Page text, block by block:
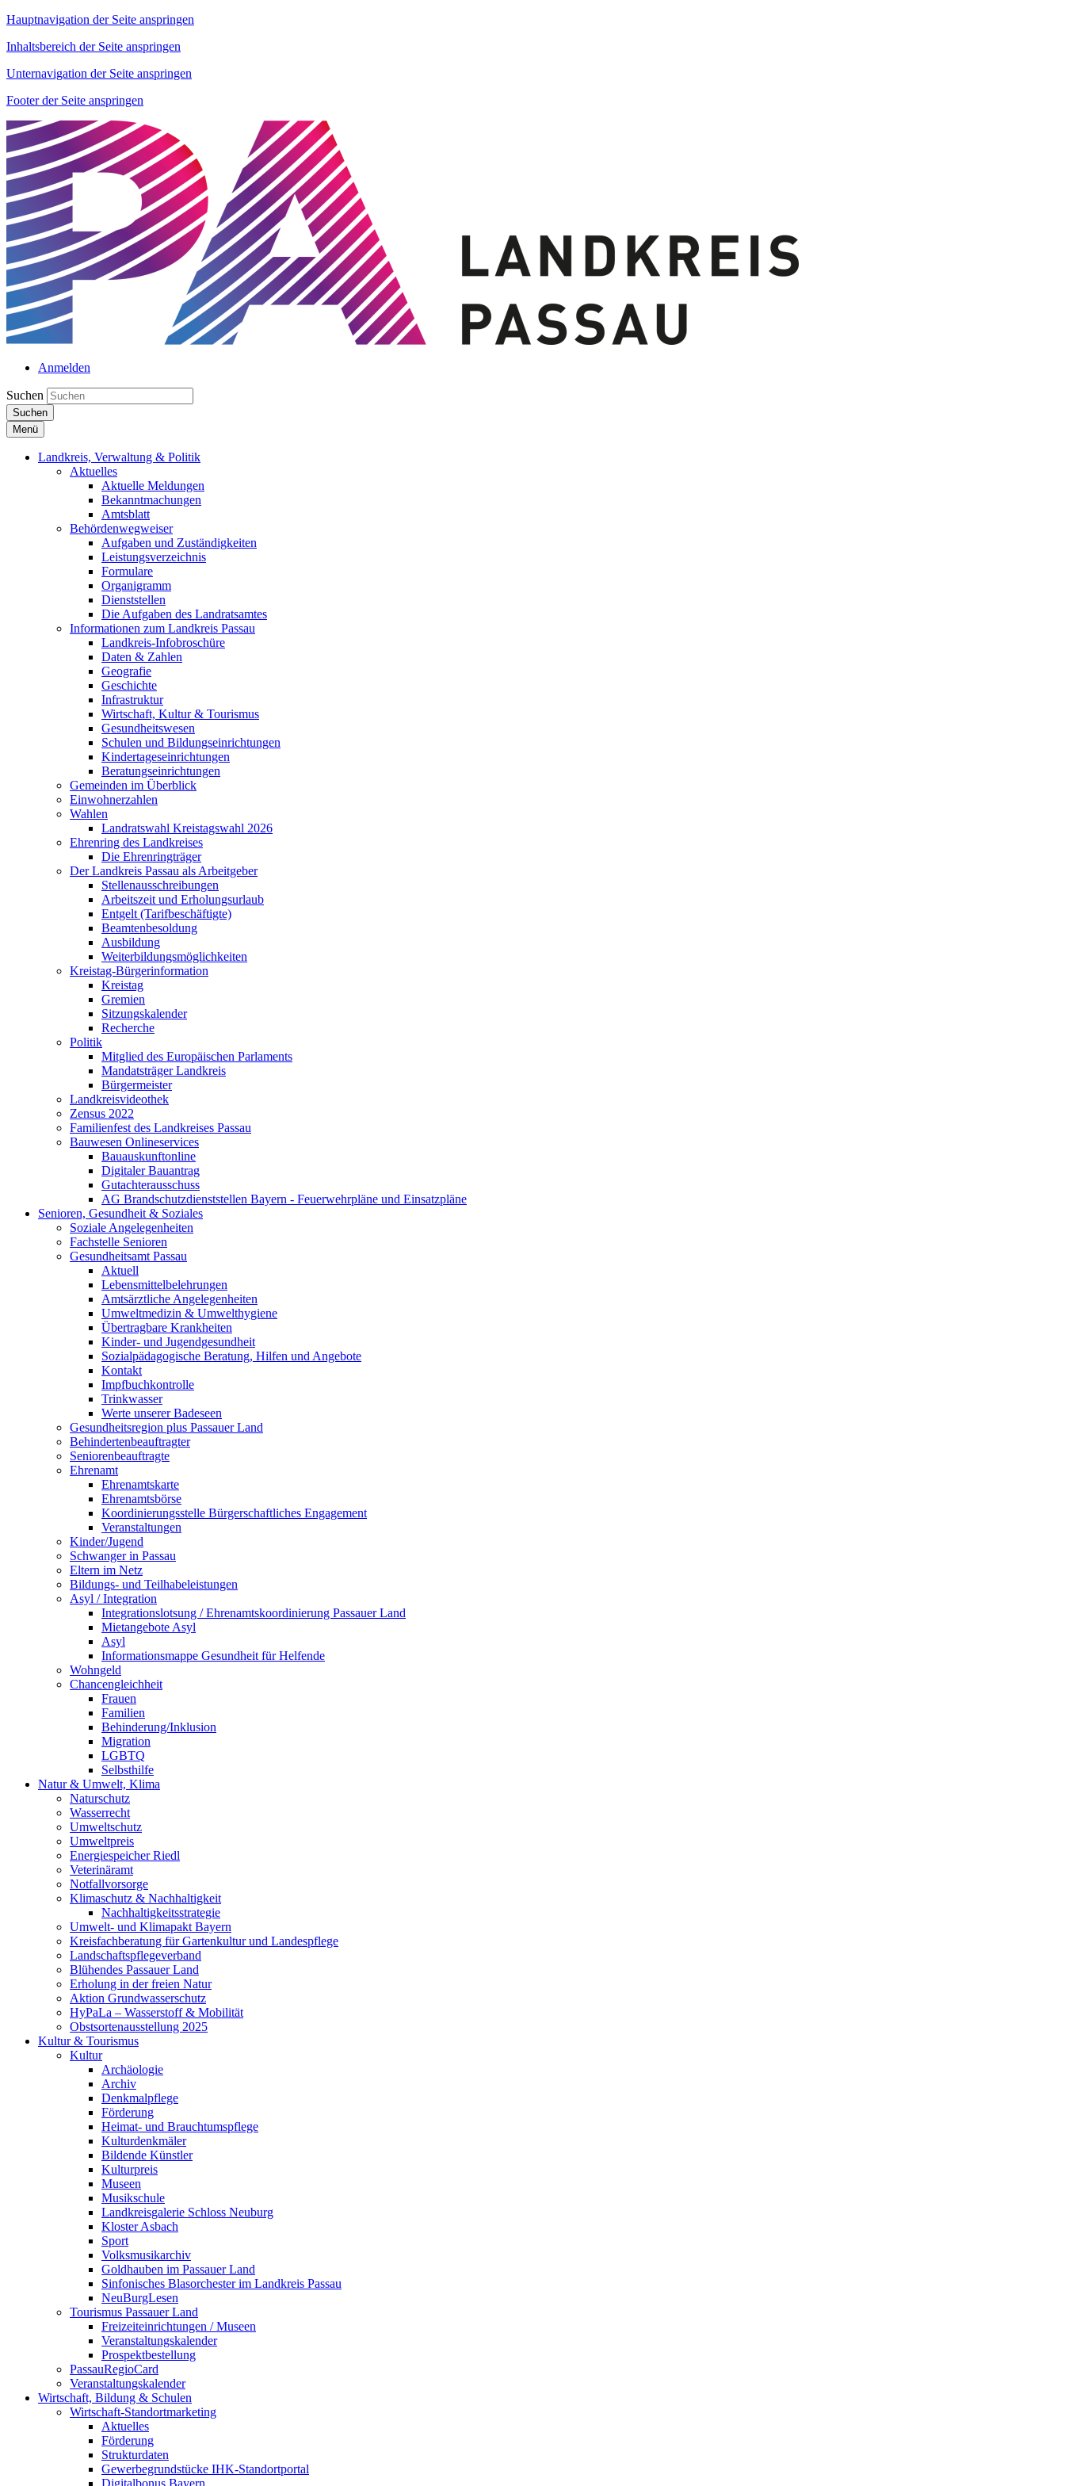
Hauptnavigation der Seite anspringen
Inhaltsbereich der Seite anspringen
Unternavigation der Seite anspringen
Footer der Seite anspringen
Anmelden
Suchen
Suchen
Menü
Landkreis, Verwaltung & Politik
Aktuelles
Aktuelle Meldungen
Bekanntmachungen
Amtsblatt
Behördenwegweiser
Aufgaben und Zuständigkeiten
Leistungsverzeichnis
Formulare
Organigramm
Dienststellen
Die Aufgaben des Landratsamtes
Informationen zum Landkreis Passau
Landkreis-Infobroschüre
Daten & Zahlen
Geografie
Geschichte
Infrastruktur
Wirtschaft, Kultur & Tourismus
Gesundheitswesen
Schulen und Bildungseinrichtungen
Kindertageseinrichtungen
Beratungseinrichtungen
Gemeinden im Überblick
Einwohnerzahlen
Wahlen
Landratswahl Kreistagswahl 2026
Ehrenring des Landkreises
Die Ehrenringträger
Der Landkreis Passau als Arbeitgeber
Stellenausschreibungen
Arbeitszeit und Erholungsurlaub
Entgelt (Tarifbeschäftigte)
Beamtenbesoldung
Ausbildung
Weiterbildungsmöglichkeiten
Kreistag-Bürgerinformation
Kreistag
Gremien
Sitzungskalender
Recherche
Politik
Mitglied des Europäischen Parlaments
Mandatsträger Landkreis
Bürgermeister
Landkreisvideothek
Zensus 2022
Familienfest des Landkreises Passau
Bauwesen Onlineservices
Bauauskunftonline
Digitaler Bauantrag
Gutachterausschuss
AG Brandschutzdienststellen Bayern - Feuerwehrpläne und Einsatzpläne
Senioren, Gesundheit & Soziales
Soziale Angelegenheiten
Fachstelle Senioren
Gesundheitsamt Passau
Aktuell
Lebensmittelbelehrungen
Amtsärztliche Angelegenheiten
Umweltmedizin & Umwelthygiene
Übertragbare Krankheiten
Kinder- und Jugendgesundheit
Sozialpädagogische Beratung, Hilfen und Angebote
Kontakt
Impfbuchkontrolle
Trinkwasser
Werte unserer Badeseen
Gesundheitsregion plus Passauer Land
Behindertenbeauftragter
Seniorenbeauftragte
Ehrenamt
Ehrenamtskarte
Ehrenamtsbörse
Koordinierungsstelle Bürgerschaftliches Engagement
Veranstaltungen
Kinder/Jugend
Schwanger in Passau
Eltern im Netz
Bildungs- und Teilhabeleistungen
Asyl / Integration
Integrationslotsung / Ehrenamtskoordinierung Passauer Land
Mietangebote Asyl
Asyl
Informationsmappe Gesundheit für Helfende
Wohngeld
Chancengleichheit
Frauen
Familien
Behinderung/Inklusion
Migration
LGBTQ
Selbsthilfe
Natur & Umwelt, Klima
Naturschutz
Wasserrecht
Umweltschutz
Umweltpreis
Energiespeicher Riedl
Veterinäramt
Notfallvorsorge
Klimaschutz & Nachhaltigkeit
Nachhaltigkeitsstrategie
Umwelt- und Klimapakt Bayern
Kreisfachberatung für Gartenkultur und Landespflege
Landschaftspflegeverband
Blühendes Passauer Land
Erholung in der freien Natur
Aktion Grundwasserschutz
HyPaLa – Wasserstoff & Mobilität
Obstsortenausstellung 2025
Kultur & Tourismus
Kultur
Archäologie
Archiv
Denkmalpflege
Förderung
Heimat- und Brauchtumspflege
Kulturdenkmäler
Bildende Künstler
Kulturpreis
Museen
Musikschule
Landkreisgalerie Schloss Neuburg
Kloster Asbach
Sport
Volksmusikarchiv
Goldhauben im Passauer Land
Sinfonisches Blasorchester im Landkreis Passau
NeuBurgLesen
Tourismus Passauer Land
Freizeiteinrichtungen / Museen
Veranstaltungskalender
Prospektbestellung
PassauRegioCard
Veranstaltungskalender
Wirtschaft, Bildung & Schulen
Wirtschaft-Standortmarketing
Aktuelles
Förderung
Strukturdaten
Gewerbegrundstücke IHK-Standortportal
Digitalbonus Bayern